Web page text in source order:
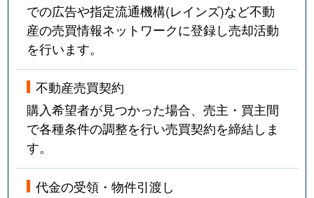
での広告や指定流通機構(レインズ)など不動
産の売買情報ネットワークに登録し売却活動
を行います。
不動産売買契約
購入希望者が見つかった場合、売主・買主間
で各種条件の調整を行い売買契約を締結しま
す。
代金の受領・物件引渡し